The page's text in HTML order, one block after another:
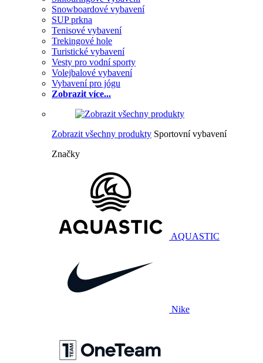
Snowboardové vybavení
SUP prkna
Tenisové vybavení
Trekingové hole
Turistické vybavení
Vesty pro vodní sporty
Volejbalové vybavení
Vybavení pro jógu
Zobrazit více...
Zobrazit všechny produkty Sportovní vybavení
Značky
AQUASTIC
Nike